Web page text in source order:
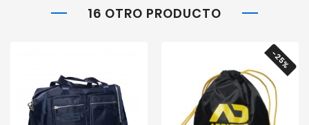
16 OTRO PRODUCTO
-25%